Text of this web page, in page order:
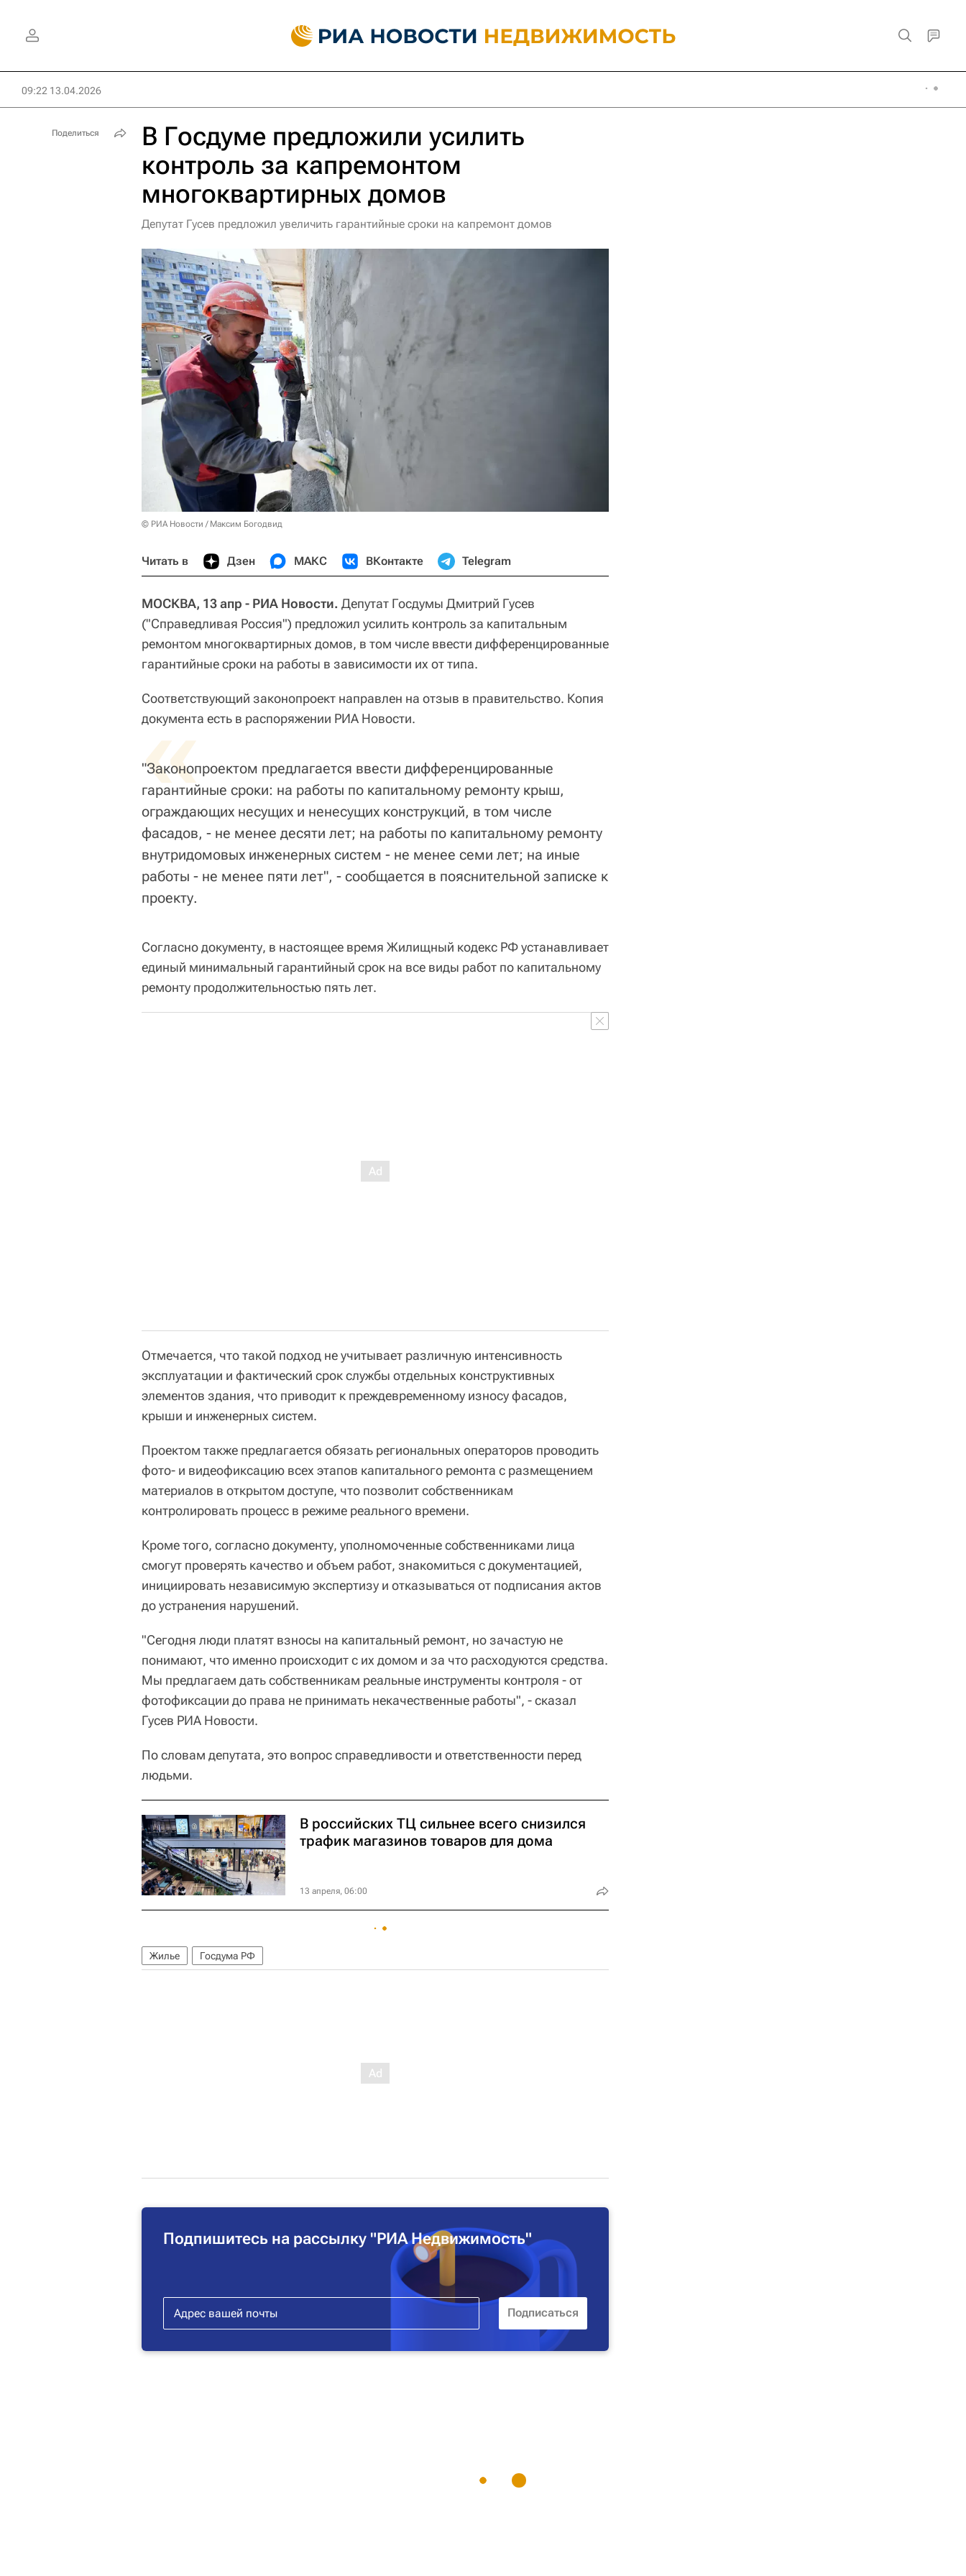
09:22 13.04.2026
В Госдуме предложили усилить
контроль за капремонтом
многоквартирных домов
Депутат Гусев предложил увеличить гарантийные сроки на капремонт домов
© РИА Новости / Максим Богодвид
Читать в Дзен МАКС ВКонтакте Telegram
МОСКВА, 13 апр - РИА Новости. Депутат Госдумы Дмитрий Гусев
("Справедливая Россия") предложил усилить контроль за капитальным
ремонтом многоквартирных домов, в том числе ввести дифференцированные
гарантийные сроки на работы в зависимости их от типа.
Соответствующий законопроект направлен на отзыв в правительство. Копия
документа есть в распоряжении РИА Новости.
«
"Законопроектом предлагается ввести дифференцированные
гарантийные сроки: на работы по капитальному ремонту крыш,
ограждающих несущих и ненесущих конструкций, в том числе
фасадов, - не менее десяти лет; на работы по капитальному ремонту
внутридомовых инженерных систем - не менее семи лет; на иные
работы - не менее пяти лет", - сообщается в пояснительной записке к
проекту.
Согласно документу, в настоящее время Жилищный кодекс РФ устанавливает
единый минимальный гарантийный срок на все виды работ по капитальному
ремонту продолжительностью пять лет.
Отмечается, что такой подход не учитывает различную интенсивность
эксплуатации и фактический срок службы отдельных конструктивных
элементов здания, что приводит к преждевременному износу фасадов,
крыши и инженерных систем.
Проектом также предлагается обязать региональных операторов проводить
фото- и видеофиксацию всех этапов капитального ремонта с размещением
материалов в открытом доступе, что позволит собственникам
контролировать процесс в режиме реального времени.
Кроме того, согласно документу, уполномоченные собственниками лица
смогут проверять качество и объем работ, знакомиться с документацией,
инициировать независимую экспертизу и отказываться от подписания актов
до устранения нарушений.
"Сегодня люди платят взносы на капитальный ремонт, но зачастую не
понимают, что именно происходит с их домом и за что расходуются средства.
Мы предлагаем дать собственникам реальные инструменты контроля - от
фотофиксации до права не принимать некачественные работы", - сказал
Гусев РИА Новости.
По словам депутата, это вопрос справедливости и ответственности перед
людьми.
В российских ТЦ сильнее всего снизился
трафик магазинов товаров для дома
13 апреля, 06:00
Жилье Госдума РФ
Подпишитесь на рассылку "РИА Недвижимость"
Поделиться